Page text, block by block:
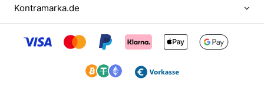
bekannte Komposition von Whitney Houston aus
dem Film "Bodyguard" vortrug. 5 Jahre später
sang Alsu dieses Lied erneut bei der Hochzeit ihres
älteren Bruders. Die Anwesenden waren angenehm
überrascht und rieten dem Vater des Mädchens,
sie dem Produzenten Valery Belotserkovsky
Kontramarka.de